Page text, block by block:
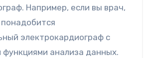
Например, если вы врач,
электрокардиограф с
анализа данных.